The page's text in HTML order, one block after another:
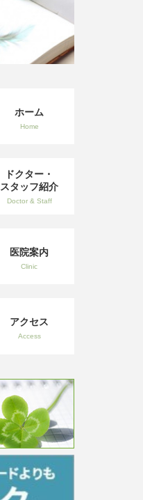
ホーム
Home
ドクター・
スタッフ紹介
Doctor & Staff
医院案内
Clinic
アクセス
Access